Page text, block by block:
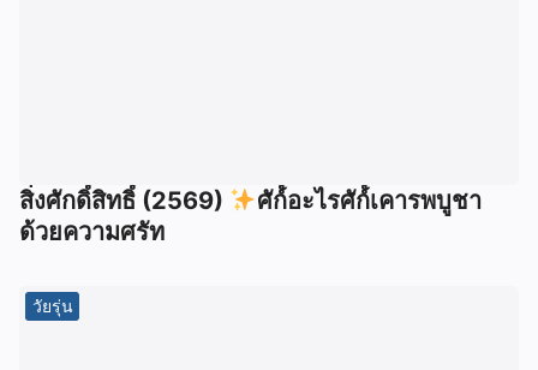
สิ่งศักดิ์สิทธิ์ (2569)
ศัก์์อะไรศัก์์เคารพบูชา
ด้วยความศรัท
วัยรุ่น